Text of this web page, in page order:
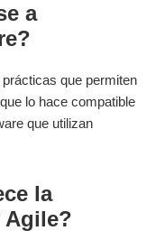
a
que permiten
lo hace compatible
que utilizan
la
Agile?